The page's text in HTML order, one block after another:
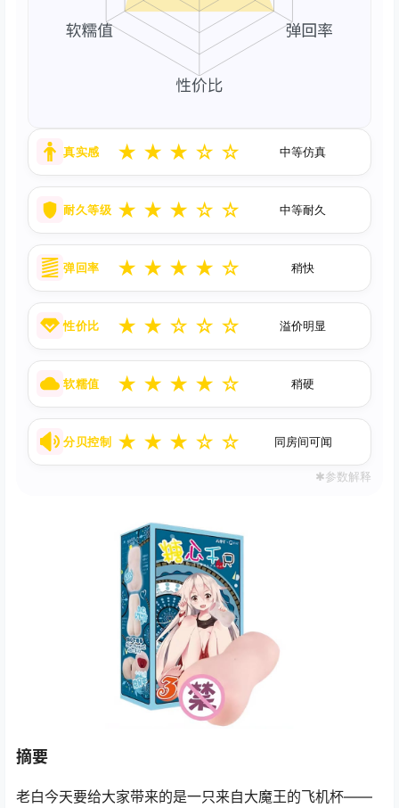
真实感 ★ ★ ★ ☆ ☆ 中等仿真
耐久等级 ★ ★ ★ ☆ ☆ 中等耐久
弹回率 ★ ★ ★ ★ ☆ 稍快
性价比 ★ ★ ☆ ☆ ☆ 溢价明显
软糯值 ★ ★ ★ ★ ☆ 稍硬
分贝控制 ★ ★ ★ ☆ ☆ 同房间可闻
✱参数解释
摘要
老白今天要给大家带来的是一只来自大魔王的飞机杯——